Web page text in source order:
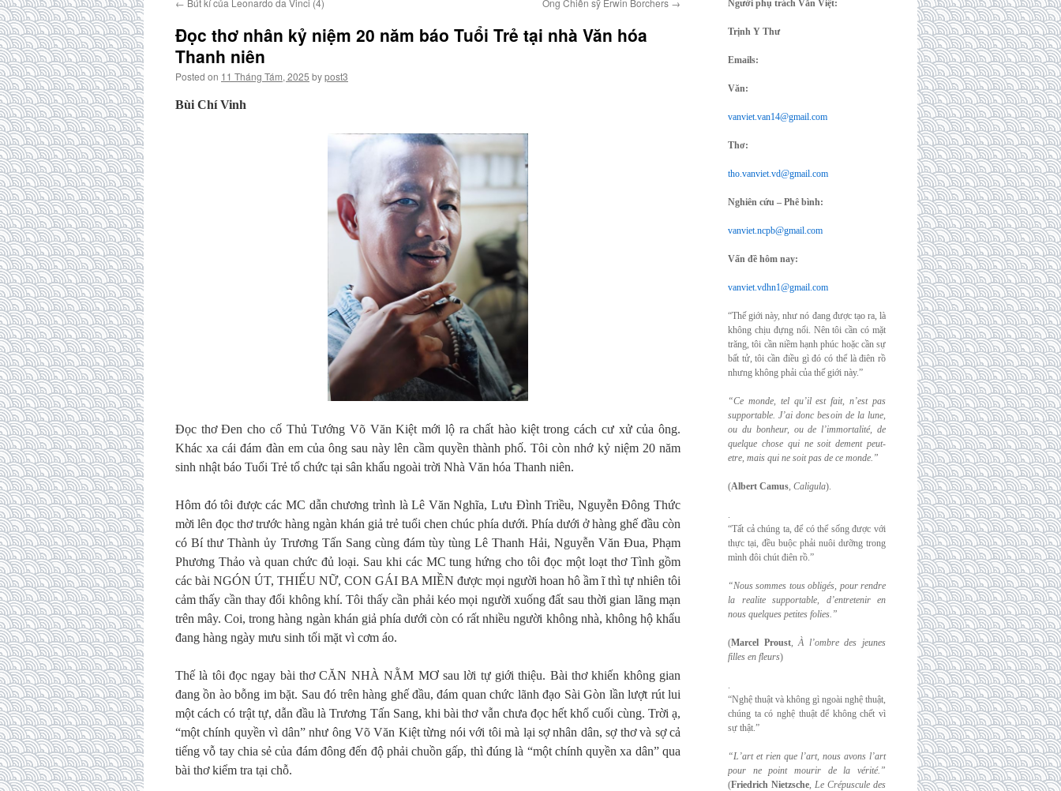
← Bút kí của Leonardo da Vinci (4) Ông Chiến sỹ Erwin Borchers →
Đọc thơ nhân kỷ niệm 20 năm báo Tuổi Trẻ tại nhà Văn hóa
Thanh niên
Posted on 11 Tháng Tám, 2025 bypost3
Bùi Chí Vinh
Đọc thơ Đen cho cố Thủ Tướng Võ Văn Kiệt mới lộ ra chất hào kiệt trong cách cư xử của ông.
Khác xa cái đám đàn em của ông sau này lên cầm quyền thành phố. Tôi còn nhớ kỷ niệm 20 năm
sinh nhật báo Tuổi Trẻ tổ chức tại sân khấu ngoài trời Nhà Văn hóa Thanh niên.
Hôm đó tôi được các MC dẫn chương trình là Lê Văn Nghĩa, Lưu Đình Triều, Nguyễn Đông Thức
mời lên đọc thơ trước hàng ngàn khán giả trẻ tuổi chen chúc phía dưới. Phía dưới ở hàng ghế đầu còn
có Bí thư Thành ủy Trương Tấn Sang cùng đám tùy tùng Lê Thanh Hải, Nguyễn Văn Đua, Phạm
Phương Thảo và quan chức đủ loại. Sau khi các MC tung hứng cho tôi đọc một loạt thơ Tình gồm
các bài NGÓN ÚT, THIẾU NỮ, CON GÁI BA MIỀN được mọi người hoan hô ầm ĩ thì tự nhiên tôi
cảm thấy cần thay đổi không khí. Tôi thấy cần phải kéo mọi người xuống đất sau thời gian lãng mạn
trên mây. Coi, trong hàng ngàn khán giả phía dưới còn có rất nhiều người không nhà, không hộ khẩu
đang hàng ngày mưu sinh tối mặt vì cơm áo.
Thế là tôi đọc ngay bài thơ CĂN NHÀ NẰM MƠ sau lời tự giới thiệu. Bài thơ khiến không gian
đang ồn ào bỗng im bặt. Sau đó trên hàng ghế đầu, đám quan chức lãnh đạo Sài Gòn lần lượt rút lui
một cách có trật tự, dẫn đầu là Trương Tấn Sang, khi bài thơ vẫn chưa đọc hết khổ cuối cùng. Trời ạ,
“một chính quyền vì dân” như ông Võ Văn Kiệt từng nói với tôi mà lại sợ nhân dân, sợ thơ và sợ cả
tiếng vỗ tay chia sẻ của đám đông đến độ phải chuồn gấp, thì đúng là “một chính quyền xa dân” qua
bài thơ kiểm tra tại chỗ.
Người phụ trách Văn Việt:
Trịnh Y Thư
Emails:
Văn:
vanviet.van14@gmail.com
Thơ:
tho.vanviet.vd@gmail.com
Nghiên cứu – Phê bình:
vanviet.ncpb@gmail.com
Vấn đề hôm nay:
vanviet.vdhn1@gmail.com
“Thế giới này, như nó đang được tạo ra, là
không chịu đựng nổi. Nên tôi cần có mặt
trăng, tôi cần niềm hạnh phúc hoặc cần sự
bất tử, tôi cần điều gì đó có thể là điên rồ
nhưng không phải của thế giới này.”
“Ce monde, tel qu’il est fait, n’est pas
supportable. J’ai donc besoin de la lune,
ou du bonheur, ou de l’immortalité, de
quelque chose qui ne soit dement peut-
etre, mais qui ne soit pas de ce monde.”
(Albert Camus, Caligula).
.
“Tất cả chúng ta, để có thể sống được với
thực tại, đều buộc phải nuôi dưỡng trong
mình đôi chút điên rồ.”
“Nous sommes tous obligés, pour rendre
la realite supportable, d’entretenir en
nous quelques petites folies.”
(Marcel Proust,À l’ombre des jeunes
filles en fleurs)
.
“Nghệ thuật và không gì ngoài nghệ thuật,
chúng ta có nghệ thuật để không chết vì
sự thật.”
“L’art et rien que l’art, nous avons l’art
pour ne point mourir de la vérité.”
(Friedrich Nietzsche, Le Crépuscule des